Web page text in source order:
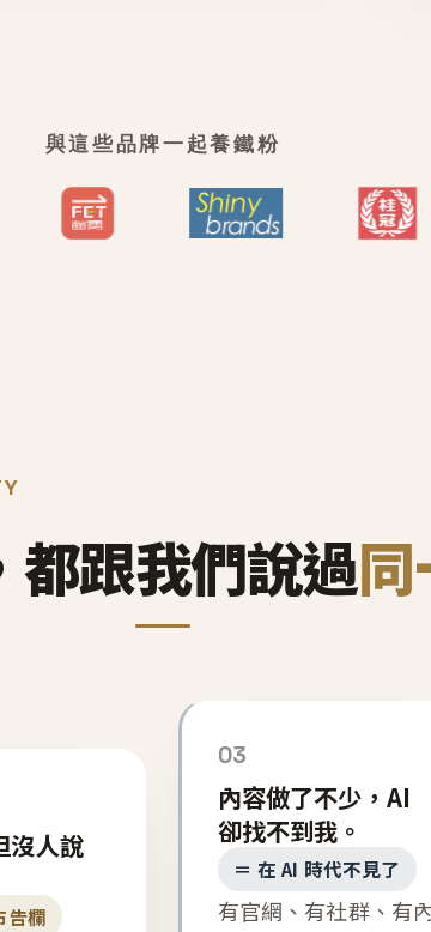
與這些品牌一起養鐵粉
跟我們說過同
沒人說
告欄
03
內容做了不少，AI
卻找不到我。
＝ 在 AI 時代不見了
有官網、有社群、有